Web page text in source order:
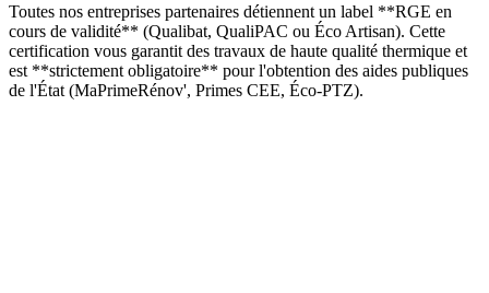
Toutes nos entreprises partenaires détiennent un label **RGE en
cours de validité** (Qualibat, QualiPAC ou Éco Artisan). Cette
certification vous garantit des travaux de haute qualité thermique et
est **strictement obligatoire** pour l'obtention des aides publiques
de l'État (MaPrimeRénov', Primes CEE, Éco-PTZ).